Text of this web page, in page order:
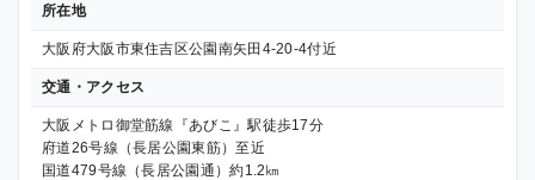
所在地
大阪府大阪市東住吉区公園南矢田4-20-4付近
交通・アクセス
大阪メトロ御堂筋線『あびこ』駅徒歩17分
府道26号線（長居公園東筋）至近
国道479号線（長居公園通）約1.2㎞